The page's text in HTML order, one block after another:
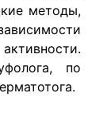
методы,
по